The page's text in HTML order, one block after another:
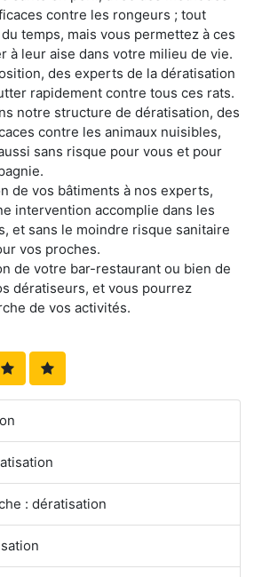
contre les rongeurs ; tout
temps, mais vous permettez à ces
à leur aise dans votre milieu de vie.
des experts de la dératisation
rapidement contre tous ces rats.
notre structure de dératisation, des
contre les animaux nuisibles,
sans risque pour vous et pour
de vos bâtiments à nos experts,
intervention accomplie dans les
et sans le moindre risque sanitaire
vos proches.
de votre bar-restaurant ou bien de
dératiseurs, et vous pourrez
de vos activités.
: dératisation